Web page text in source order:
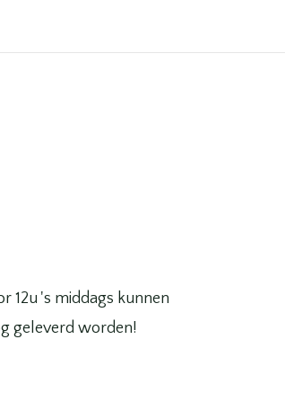
12u 's middags kunnen
geleverd worden!